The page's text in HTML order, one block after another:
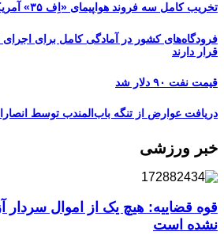
تخریب کامل سه فروند هواپیمای «اِف ۳۵» آمریکا توسط سپاه
فرودگاه‌های کشور در آمادگی کامل برای اجرای
قرار دارند
قیمت نفت ۹۰ دلار شد
دریافت عوارض از تنگه باب‌المندب توسط
خبر ورزشی
قوه قضاییه: هیچ یک از اموال سردار
نشده است